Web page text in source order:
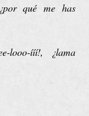
qué me has
looo-ííí!, ¿lama